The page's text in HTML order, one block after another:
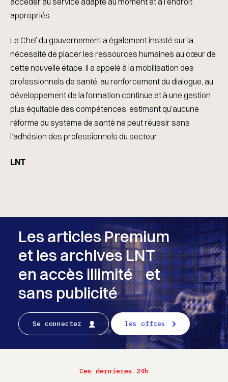
appropriés.
Le Chef du gouvernement a également insisté sur la
nécessité de placer les ressources humaines au cœur de
cette nouvelle étape. Il a appelé à la mobilisation des
professionnels de santé, au renforcement du dialogue, au
développement de la formation continue et à une gestion
plus équitable des compétences, estimant qu’aucune
réforme du système de santé ne peut réussir sans
l’adhésion des professionnels du secteur.
LNT
Les articles Premium
et les archives LNT
en accès illimité et
sans publicité
Se connecter les offres
Ces dernieres 24h